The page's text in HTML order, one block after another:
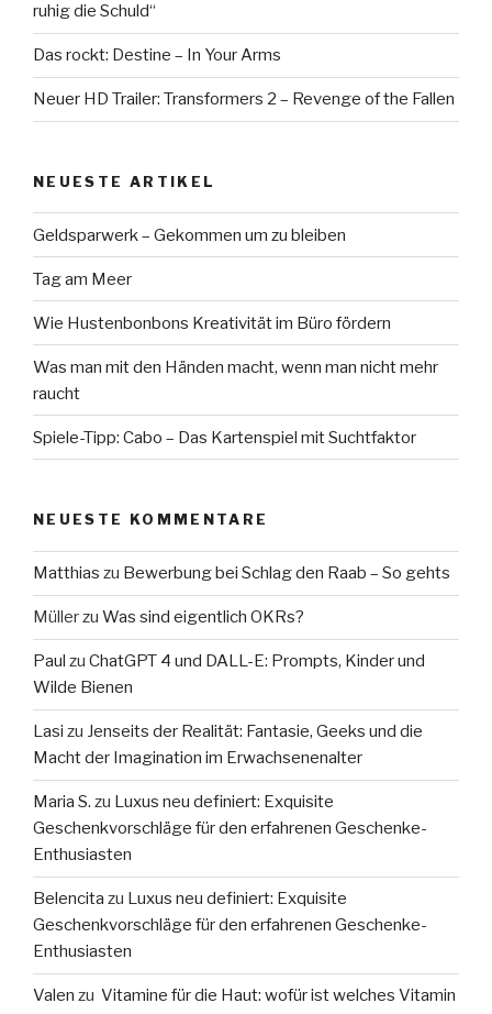
ruhig die Schuld“
Das rockt: Destine – In Your Arms
Neuer HD Trailer: Transformers 2 – Revenge of the Fallen
NEUESTE ARTIKEL
Geldsparwerk – Gekommen um zu bleiben
Tag am Meer
Wie Hustenbonbons Kreativität im Büro fördern
Was man mit den Händen macht, wenn man nicht mehr
raucht
Spiele-Tipp: Cabo – Das Kartenspiel mit Suchtfaktor
NEUESTE KOMMENTARE
Matthias zu Bewerbung bei Schlag den Raab – So gehts
Müllerzu Was sind eigentlich OKRs?
Paul zu ChatGPT 4 und DALL-E: Prompts, Kinder und
Wilde Bienen
Lasi zu Jenseits der Realität: Fantasie, Geeks und die
Macht der Imagination im Erwachsenenalter
Maria S. zu Luxus neu definiert: Exquisite
Geschenkvorschläge für den erfahrenen Geschenke-
Enthusiasten
Belencita zu Luxus neu definiert: Exquisite
Geschenkvorschläge für den erfahrenen Geschenke-
Enthusiasten
Valen zu Vitamine für die Haut: wofür ist welches Vitamin